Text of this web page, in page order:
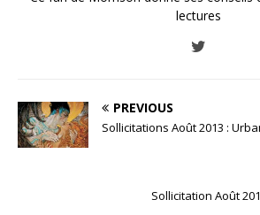
lectures
PREVIOUS
Sollicitations Août 2013 :
Sollicitation Août